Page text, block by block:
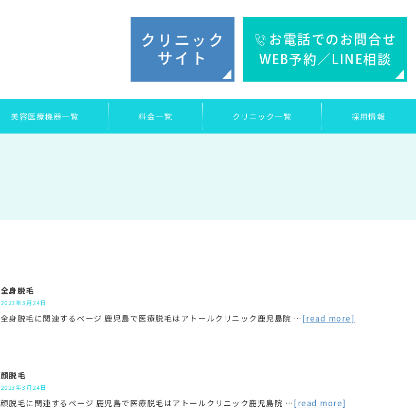
クリニック
サイト
お電話でのお問合せ
WEB予約／LINE相談
美容医療機器一覧 料金一覧 クリニック一覧 採用情報
全身脱毛
2023年3月24日
全身脱毛に関連するページ 鹿児島で医療脱毛はアトールクリニック鹿児島院 … [read more]
顔脱毛
2023年3月24日
顔脱毛に関連するページ 鹿児島で医療脱毛はアトールクリニック鹿児島院 …[read more]